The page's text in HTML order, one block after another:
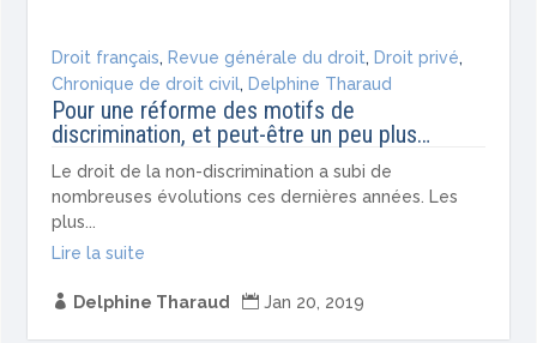
Droit français, Revue générale du droit, Droit privé,
Chronique de droit civil, Delphine Tharaud
Pour une réforme des motifs de
discrimination, et peut-être un peu plus…
Le droit de la non-discrimination a subi de
nombreuses évolutions ces dernières années. Les
plus...
Lire la suite
 Delphine Tharaud  Jan 20, 2019